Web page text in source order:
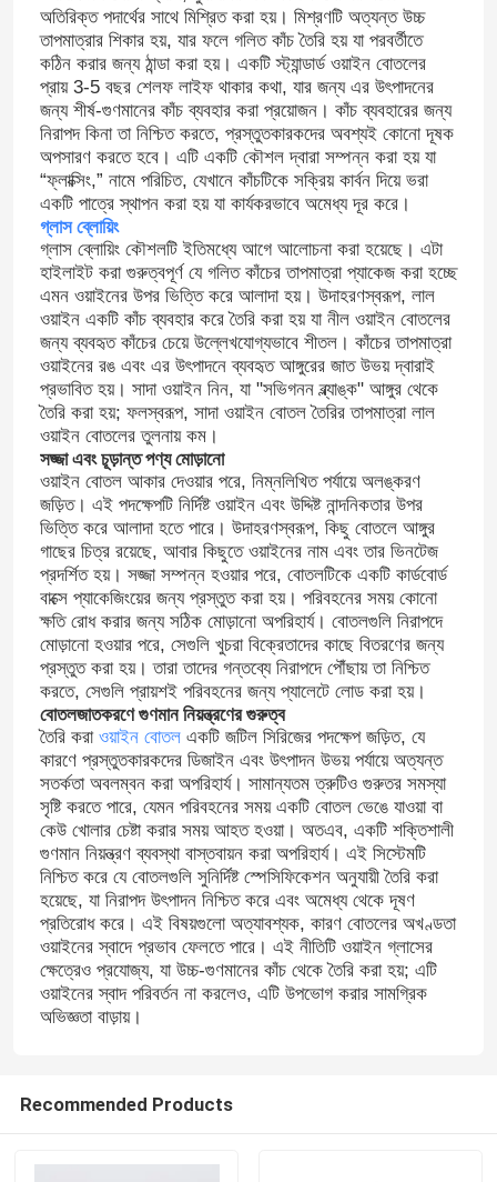
বাড়ি
পণ্য
অতিরিক্ত পদার্থের সাথে মিশ্রিত করা হয়। মিশ্রণটি অত্যন্ত উচ্চ
তাপমাত্রার শিকার হয়, যার ফলে গলিত কাঁচ তৈরি হয় যা পরবর্তীতে
কঠিন করার জন্য ঠান্ডা করা হয়। একটি স্ট্যান্ডার্ড ওয়াইন বোতলের
প্রায় 3-5 বছর শেলফ লাইফ থাকার কথা, যার জন্য এর উৎপাদনের
জন্য শীর্ষ-গুণমানের কাঁচ ব্যবহার করা প্রয়োজন। কাঁচ ব্যবহারের জন্য
নিরাপদ কিনা তা নিশ্চিত করতে, প্রস্তুতকারকদের অবশ্যই কোনো দূষক
অপসারণ করতে হবে। এটি একটি কৌশল দ্বারা সম্পন্ন করা হয় যা
“ফ্লাক্সিং,” নামে পরিচিত, যেখানে কাঁচটিকে সক্রিয় কার্বন দিয়ে ভরা
একটি পাত্রে স্থাপন করা হয় যা কার্যকরভাবে অমেধ্য দূর করে।
গ্লাস ব্লোয়িং
গ্লাস ব্লোয়িং কৌশলটি ইতিমধ্যে আগে আলোচনা করা হয়েছে। এটা
হাইলাইট করা গুরুত্বপূর্ণ যে গলিত কাঁচের তাপমাত্রা প্যাকেজ করা হচ্ছে
এমন ওয়াইনের উপর ভিত্তি করে আলাদা হয়। উদাহরণস্বরূপ, লাল
ওয়াইন একটি কাঁচ ব্যবহার করে তৈরি করা হয় যা নীল ওয়াইন বোতলের
জন্য ব্যবহৃত কাঁচের চেয়ে উল্লেখযোগ্যভাবে শীতল। কাঁচের তাপমাত্রা
ওয়াইনের রঙ এবং এর উৎপাদনে ব্যবহৃত আঙ্গুরের জাত উভয় দ্বারাই
প্রভাবিত হয়। সাদা ওয়াইন নিন, যা "সভিগনন ব্ল্যাঙ্ক" আঙ্গুর থেকে
তৈরি করা হয়; ফলস্বরূপ, সাদা ওয়াইন বোতল তৈরির তাপমাত্রা লাল
ওয়াইন বোতলের তুলনায় কম।
সজ্জা এবং চূড়ান্ত পণ্য মোড়ানো
ওয়াইন বোতল আকার দেওয়ার পরে, নিম্নলিখিত পর্যায়ে অলঙ্করণ
জড়িত। এই পদক্ষেপটি নির্দিষ্ট ওয়াইন এবং উদ্দিষ্ট নান্দনিকতার উপর
ভিত্তি করে আলাদা হতে পারে। উদাহরণস্বরূপ, কিছু বোতলে আঙ্গুর
গাছের চিত্র রয়েছে, আবার কিছুতে ওয়াইনের নাম এবং তার ভিনটেজ
প্রদর্শিত হয়। সজ্জা সম্পন্ন হওয়ার পরে, বোতলটিকে একটি কার্ডবোর্ড
বাক্সে প্যাকেজিংয়ের জন্য প্রস্তুত করা হয়। পরিবহনের সময় কোনো
ক্ষতি রোধ করার জন্য সঠিক মোড়ানো অপরিহার্য। বোতলগুলি নিরাপদে
মোড়ানো হওয়ার পরে, সেগুলি খুচরা বিক্রেতাদের কাছে বিতরণের জন্য
প্রস্তুত করা হয়। তারা তাদের গন্তব্যে নিরাপদে পৌঁছায় তা নিশ্চিত
করতে, সেগুলি প্রায়শই পরিবহনের জন্য প্যালেটে লোড করা হয়।
বোতলজাতকরণে গুণমান নিয়ন্ত্রণের গুরুত্ব
তৈরি করা ওয়াইন বোতলএকটি জটিল সিরিজের পদক্ষেপ জড়িত, যে
কারণে প্রস্তুতকারকদের ডিজাইন এবং উৎপাদন উভয় পর্যায়ে অত্যন্ত
সতর্কতা অবলম্বন করা অপরিহার্য। সামান্যতম ত্রুটিও গুরুতর সমস্যা
সৃষ্টি করতে পারে, যেমন পরিবহনের সময় একটি বোতল ভেঙে যাওয়া বা
কেউ খোলার চেষ্টা করার সময় আহত হওয়া। অতএব, একটি শক্তিশালী
গুণমান নিয়ন্ত্রণ ব্যবস্থা বাস্তবায়ন করা অপরিহার্য। এই সিস্টেমটি
নিশ্চিত করে যে বোতলগুলি সুনির্দিষ্ট স্পেসিফিকেশন অনুযায়ী তৈরি করা
হয়েছে, যা নিরাপদ উৎপাদন নিশ্চিত করে এবং অমেধ্য থেকে দূষণ
প্রতিরোধ করে। এই বিষয়গুলো অত্যাবশ্যক, কারণ বোতলের অখণ্ডতা
ওয়াইনের স্বাদে প্রভাব ফেলতে পারে। এই নীতিটি ওয়াইন গ্লাসের
ক্ষেত্রেও প্রযোজ্য, যা উচ্চ-গুণমানের কাঁচ থেকে তৈরি করা হয়; এটি
ওয়াইনের স্বাদ পরিবর্তন না করলেও, এটি উপভোগ করার সামগ্রিক
অভিজ্ঞতা বাড়ায়।
Recommended Products